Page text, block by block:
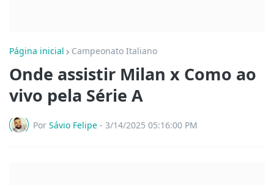
Página inicial Campeonato Italiano
Onde assistir Milan x Como ao
vivo pela Série A
Por Sávio Felipe - 3/14/2025 05:16:00 PM